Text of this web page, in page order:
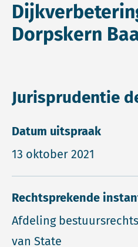
Dorpskern
Jurisprudentie
Datum uitspraak
13 oktober 2021
Rechtsprekende
Afdeling
van State